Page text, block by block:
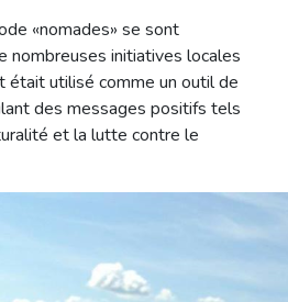
«nomades» se sont
nombreuses initiatives locales
était utilisé comme un outil de
des messages positifs tels
et la lutte contre le